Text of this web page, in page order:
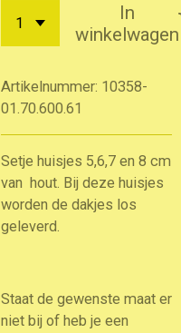
In
winkelwagen
Artikelnummer: 10358-
01.70.600.61
Setje huisjes 5,6,7 en 8 cm
van hout. Bij deze huisjes
worden de dakjes los
geleverd.
Staat de gewenste maat er
niet bij of heb je een